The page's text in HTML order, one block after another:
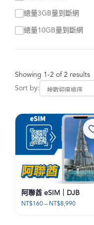
總量3GB量到斷網
總量10GB量到斷網
Showing 1-2 of 2 results
Sort by:
阿聯酋 eSIM｜DJB
NT$160 – NT$8,990價